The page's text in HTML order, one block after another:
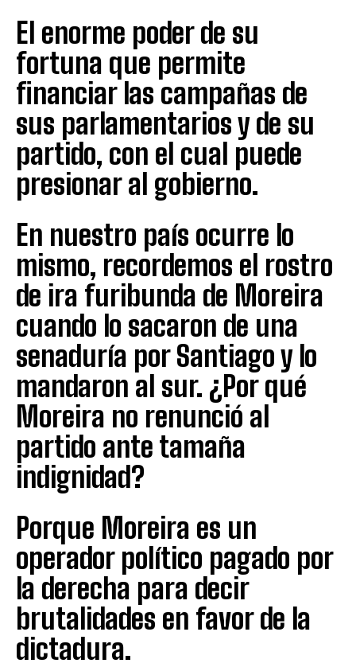
El enorme poder de su
fortuna que permite
financiar las campañas de
sus parlamentarios y de su
partido, con el cual puede
presionar al gobierno.
En nuestro país ocurre lo
mismo, recordemos el rostro
de ira furibunda de Moreira
cuando lo sacaron de una
senaduría por Santiago y lo
mandaron al sur. ¿Por qué
Moreira no renunció al
partido ante tamaña
indignidad?
Porque Moreira es un
operador político pagado por
la derecha para decir
brutalidades en favor de la
dictadura.